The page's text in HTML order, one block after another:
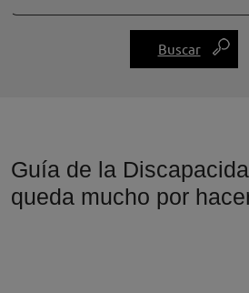
Guía de la
queda mucho por